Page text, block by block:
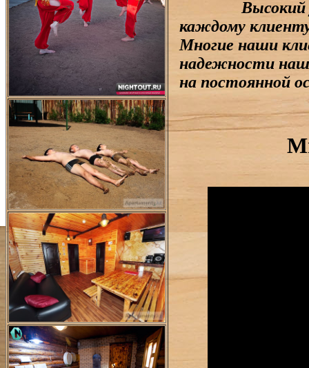
Высокий
каждому
Многие наши
надежности
на постоянной